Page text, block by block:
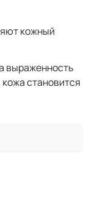
кожный
выраженность
становится